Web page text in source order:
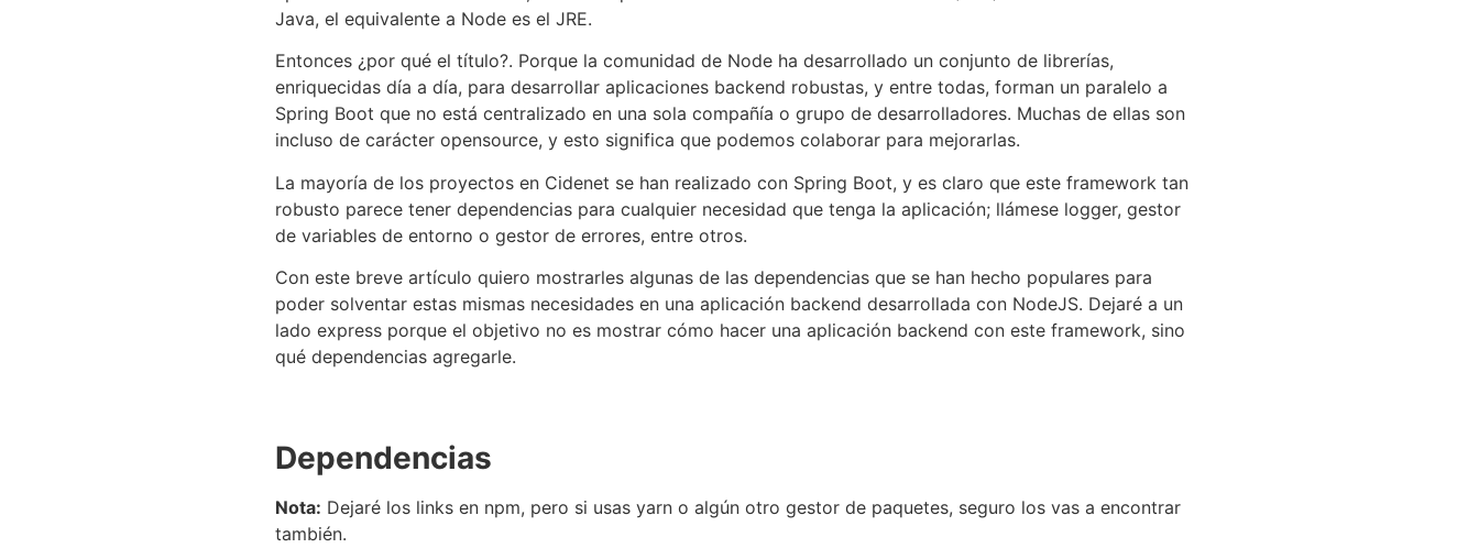
Java, el equivalente a Node es el JRE.
Entonces ¿por qué el título?. Porque la comunidad de Node ha desarrollado un conjunto de librerías,
enriquecidas día a día, para desarrollar aplicaciones backend robustas, y entre todas, forman un paralelo a
Spring Boot que no está centralizado en una sola compañía o grupo de desarrolladores. Muchas de ellas son
incluso de carácter opensource, y esto significa que podemos colaborar para mejorarlas.
La mayoría de los proyectos en Cidenet se han realizado con Spring Boot, y es claro que este framework tan
robusto parece tener dependencias para cualquier necesidad que tenga la aplicación; llámese logger, gestor
de variables de entorno o gestor de errores, entre otros.
Con este breve artículo quiero mostrarles algunas de las dependencias que se han hecho populares para
poder solventar estas mismas necesidades en una aplicación backend desarrollada con NodeJS. Dejaré a un
lado express porque el objetivo no es mostrar cómo hacer una aplicación backend con este framework, sino
qué dependencias agregarle.
Dependencias
Nota: Dejaré los links en npm, pero si usas yarn o algún otro gestor de paquetes, seguro los vas a encontrar
también.